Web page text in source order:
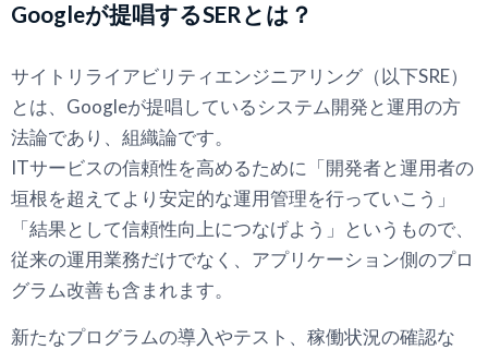
Googleが提唱するSERとは？
サイトリライアビリティエンジニアリング（以下SRE）
とは、Googleが提唱しているシステム開発と運用の方
法論であり、組織論です。
ITサービスの信頼性を高めるために「開発者と運用者の
垣根を超えてより安定的な運用管理を行っていこう」
「結果として信頼性向上につなげよう」というもので、
従来の運用業務だけでなく、アプリケーション側のプロ
グラム改善も含まれます。
新たなプログラムの導入やテスト、稼働状況の確認な